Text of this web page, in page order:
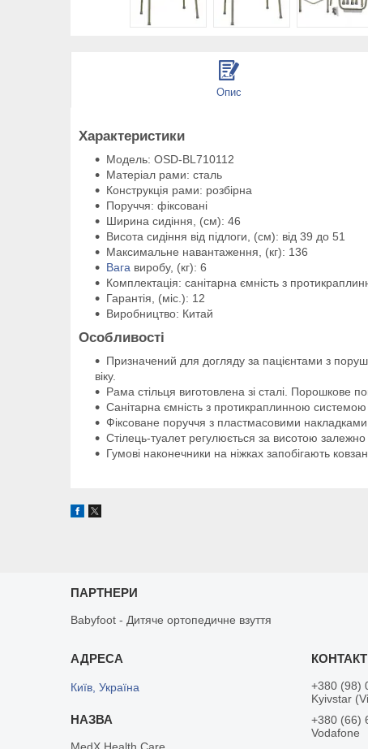
Опис
Характеристики
Модель: OSD-BL710112
Матеріал рами: сталь
Конструкція рами: розбірна
Поруччя: фіксовані
Ширина сидіння, (см): 46
Висота сидіння від підлоги, (см): від 39 до 51
Максимальне навантаження, (кг): 136
Вага виробу, (кг): 6
Комплектація: санітарна ємність з
Гарантія, (міс.): 12
Виробництво: Китай
Особливості
Призначений для догляду за пацієнтами з
віку.
Рама стільця виготовлена зі сталі. Порошкове
Санітарна ємність з протикраплинною системою
Фіксоване поруччя з пластмасовими накладками.
Стілець-туалет регулюється за висотою залежно
Гумові наконечники на ніжках запобігають
ПАРТНЕРИ
Babyfoot - Дитяче ортопедичне взуття
Київ, Україна
+380 (98)
Kyivstar
+380 (66)
Vodafone